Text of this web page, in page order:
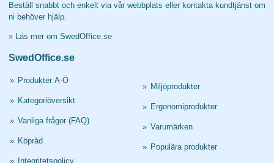
Beställ snabbt och enkelt via vår webbplats eller kontakta kundtjänst om
ni behöver hjälp.
» Läs mer om SwedOffice.se
SwedOffice.se
» Produkter A-Ö
» Kategoriöversikt
» Vanliga frågor (FAQ)
» Köpråd
» Integritetspolicy
» Miljöprodukter
» Ergonomiprodukter
» Varumärken
» Populära produkter